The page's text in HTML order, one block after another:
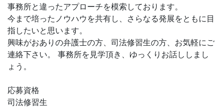
事務所と違ったアプローチを模索しております。
今まで培ったノウハウを共有し、さらなる発展をともに目
指したいと思います。
興味がおありの弁護士の方、司法修習生の方、お気軽にご
連絡下さい。 事務所を見学頂き、ゆっくりお話ししまし
ょう。
応募資格
司法修習生